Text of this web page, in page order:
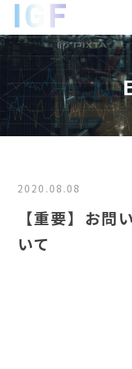
2020.08.08
【重要】お問
いて